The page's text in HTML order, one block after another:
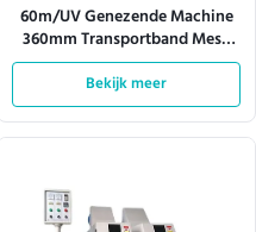
60m/UV Genezende Machine
360mm Transportband Mesh
Width van Min Automatic Led
Bekijk meer